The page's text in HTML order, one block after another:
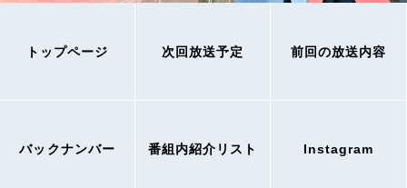
トップページ 次回放送予定 前回の放送内容
バックナンバー 番組内紹介リスト Instagram